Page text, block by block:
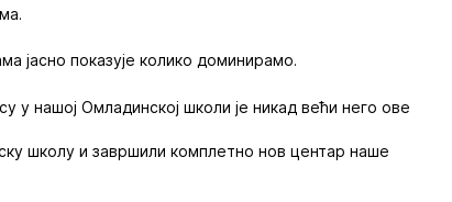
јасно показује колико доминирамо.
у нашој Омладинској школи је никад већи него ове
школу и завршили комплетно нов центар наше